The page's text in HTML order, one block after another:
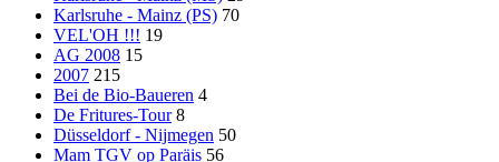
Karlsruhe - Mainz (PS) 70
VEL'OH !!! 19
AG 2008 15
2007 215
Bei de Bio-Baueren 4
De Fritures-Tour 8
Düsseldorf - Nijmegen 50
Mam TGV op Paräis 56